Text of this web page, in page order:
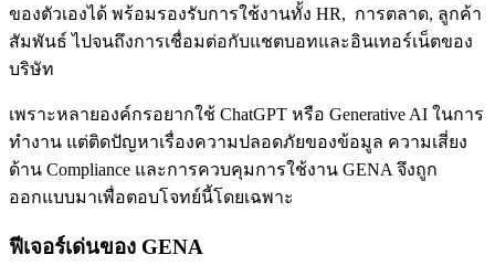
ของตัวเองได้ พร้อมรองรับการใช้งานทั้ง HR, การตลาด, ลูกค้า
สัมพันธ์ ไปจนถึงการเชื่อมต่อกับแชตบอทและอินเทอร์เน็ตของ
บริษัท
เพราะหลายองค์กรอยากใช้ ChatGPT หรือ Generative AI ในการ
ทำงาน แต่ติดปัญหาเรื่องความปลอดภัยของข้อมูล ความเสี่ยง
ด้าน Compliance และการควบคุมการใช้งาน GENA จึงถูก
ออกแบบมาเพื่อตอบโจทย์นี้โดยเฉพาะ
ฟีเจอร์เด่นของ GENA